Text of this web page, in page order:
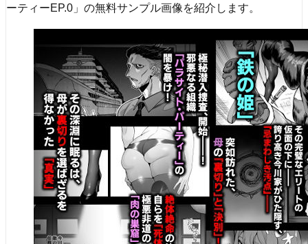
ーティーEP.0」の無料サンプル画像を紹介します。